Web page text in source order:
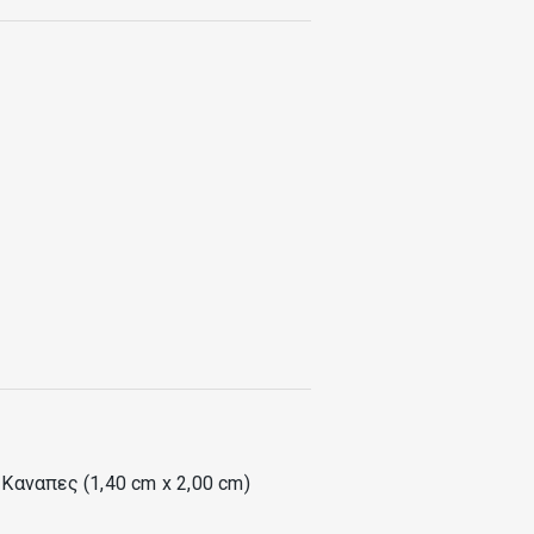
ένα δεύτερο μπάνιο και δύο
(1,40 cm x 2,00 cm)